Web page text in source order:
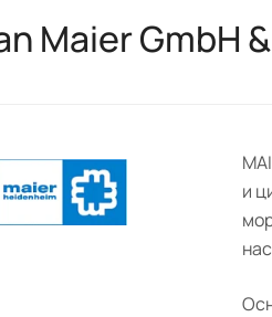
Maier GmbH
и